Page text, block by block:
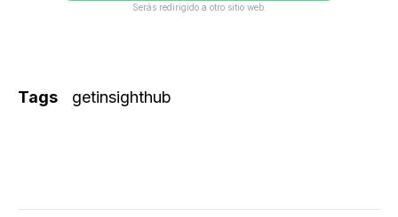
Serás redirigido a otro sitio web.
Tags getinsighthub